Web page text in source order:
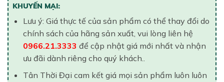
KHUYẾN MẠI:
Lưu ý: Giá thực tế của sản phẩm có thể thay đổi do
chính sách của hãng sản xuất, vui lòng liên hệ
0966.21.3333 để cập nhật giá mới nhất và nhận
ưu đãi dành riêng cho quý khách..
Tân Thời Đại cam kết giá mọi sản phẩm luôn luôn